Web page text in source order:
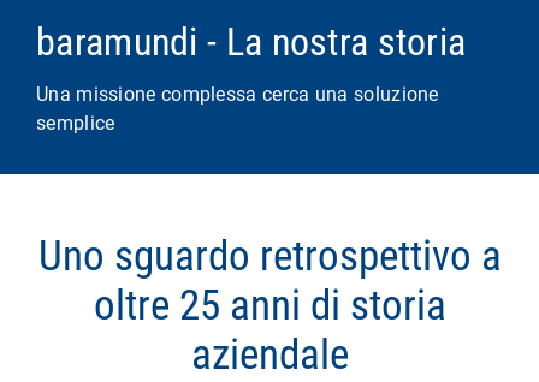
baramundi - La nostra storia
Una missione complessa cerca una soluzione
semplice
Uno sguardo retrospettivo a
oltre 25 anni di storia
aziendale